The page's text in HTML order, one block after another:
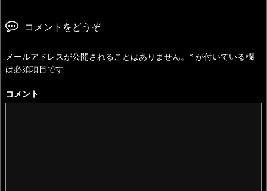
コメントをどうぞ
メールアドレスが公開されることはありません。 * が付いている欄
は必須項目です
コメント